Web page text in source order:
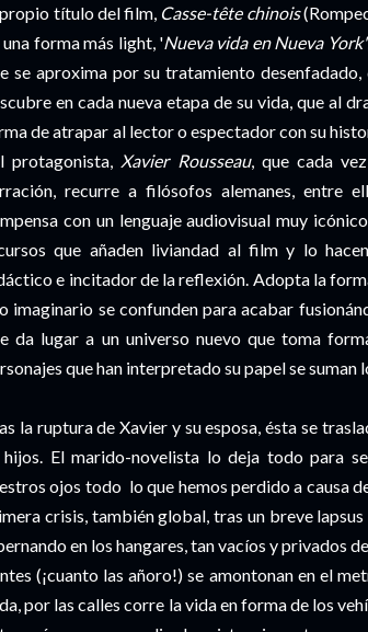
título del film, Casse-tête chinois
una forma más light, 'Nueva vida en Nueva York'
se aproxima por su tratamiento
en cada nueva etapa de su vida, que al
de atrapar al lector o espectador con su
protagonista, Xavier Rousseau, que cada
recurre a filósofos alemanes, entre
con un lenguaje audiovisual muy
que añaden liviandad al film y lo
e incitador de la reflexión. Adopta la
imaginario se confunden para acabar
da lugar a un universo nuevo que toma
que han interpretado su papel se suman
la ruptura de Xavier y su esposa, ésta se
hijos. El marido-novelista lo deja todo para
ojos todo lo que hemos perdido a causa
crisis, también global, tras un breve
en los hangares, tan vacíos y privados
(¡cuanto las añoro!) se amontonan en el
por las calles corre la vida en forma de los